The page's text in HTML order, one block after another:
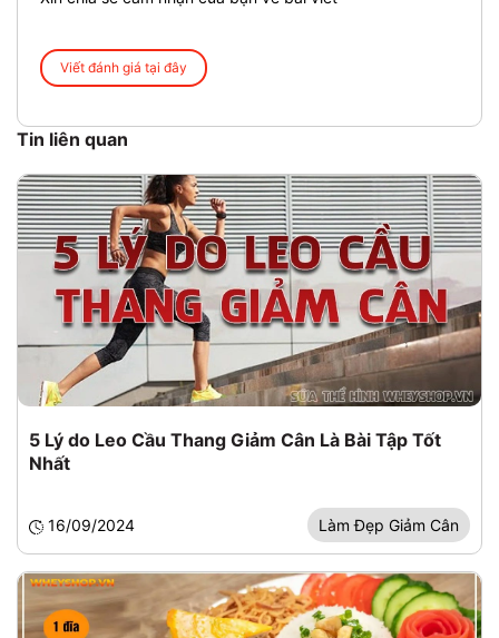
Viết đánh giá tại đây
Tin liên quan
5 Lý do Leo Cầu Thang Giảm Cân Là Bài Tập Tốt
Nhất
16/09/2024 Làm Đẹp Giảm Cân